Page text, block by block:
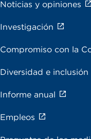
Noticias y opiniones
Investigación
Compromiso con la
Diversidad e inclusión
Informe anual
Empleos